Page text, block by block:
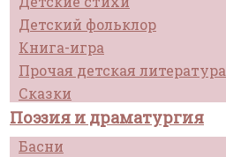
Детский фольклор
Книга-игра
Прочая детская литература
Сказки
Поэзия и драматургия
Басни